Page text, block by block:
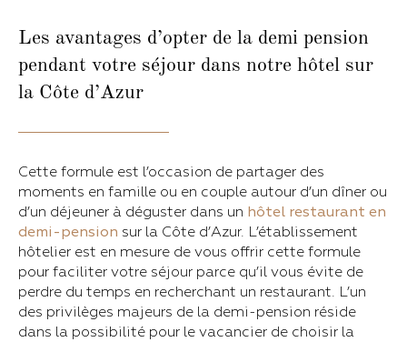
Les avantages d’opter de la demi pension
pendant votre séjour dans notre hôtel sur
la Côte d’Azur
Cette formule est l’occasion de partager des
moments en famille ou en couple autour d’un dîner ou
d’un déjeuner à déguster dans un hôtel restaurant en
demi-pension sur la Côte d’Azur. L’établissement
hôtelier est en mesure de vous offrir cette formule
pour faciliter votre séjour parce qu’il vous évite de
perdre du temps en recherchant un restaurant. L’un
des privilèges majeurs de la demi-pension réside
dans la possibilité pour le vacancier de choisir la